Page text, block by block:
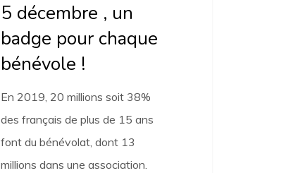
5 décembre , un
badge pour chaque
bénévole !
En 2019, 20 millions soit 38%
des français de plus de 15 ans
font du bénévolat, dont 13
millions dans une association.